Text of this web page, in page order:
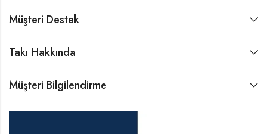
Müşteri Destek
Takı Hakkında
Müşteri Bilgilendirme